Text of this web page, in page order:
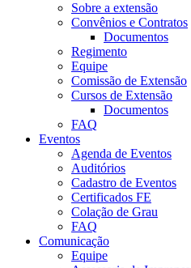
Sobre a extensão
Convênios e Contratos
Documentos
Regimento
Equipe
Comissão de Extensão
Cursos de Extensão
Documentos
FAQ
Eventos
Agenda de Eventos
Auditórios
Cadastro de Eventos
Certificados FE
Colação de Grau
FAQ
Comunicação
Equipe